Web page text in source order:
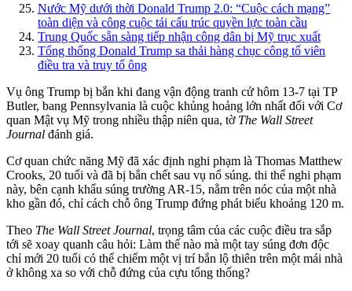
Nước Mỹ dưới thời Donald Trump 2.0: “Cuộc cách mạng”
toàn diện và công cuộc tái cấu trúc quyền lực toàn cầu
Trung Quốc sẵn sàng tiếp nhận công dân bị Mỹ trục xuất
Tổng thống Donald Trump sa thải hàng chục công tố viên
điều tra và truy tố ông
Vụ ông Trump bị bắn khi đang vận động tranh cử hôm 13-7 tại TP
Butler, bang Pennsylvania là cuộc khủng hoảng lớn nhất đối với Cơ
quan Mật vụ Mỹ trong nhiều thập niên qua, tờ The Wall Street
Journal đánh giá.
Cơ quan chức năng Mỹ đã xác định nghi phạm là Thomas Matthew
Crooks, 20 tuổi và đã bị bắn chết sau vụ nổ súng. th‌i th‌ể nghi phạm
này, bên cạnh khẩu súng trường AR-15, nằm trên nóc của một nhà
kho gần đó, chỉ cách chỗ ông Trump đứng phát biểu khoảng 120 m.
Theo The Wall Street Journal, trọng tâm của các cuộc điều tra sắp
tới sẽ xoay quanh câu hỏi: Làm thế nào mà một tay súng đơn độc
chỉ mới 20 tuổi có thể chiếm một vị trí bắn lộ thiên trên một mái nhà
ở không xa so với chỗ đứng của cựu tổng thống?